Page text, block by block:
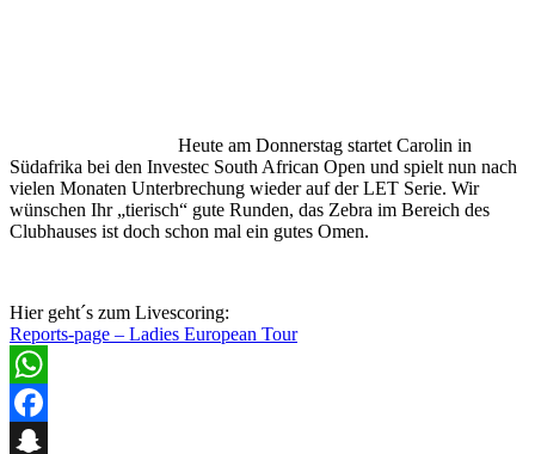
Heute am Donnerstag startet Carolin in
Südafrika bei den Investec South African Open und spielt nun nach
vielen Monaten Unterbrechung wieder auf der LET Serie. Wir
wünschen Ihr „tierisch“ gute Runden, das Zebra im Bereich des
Clubhauses ist doch schon mal ein gutes Omen.
Hier geht´s zum Livescoring:
Reports-page – Ladies European Tour
WhatsApp
Facebook